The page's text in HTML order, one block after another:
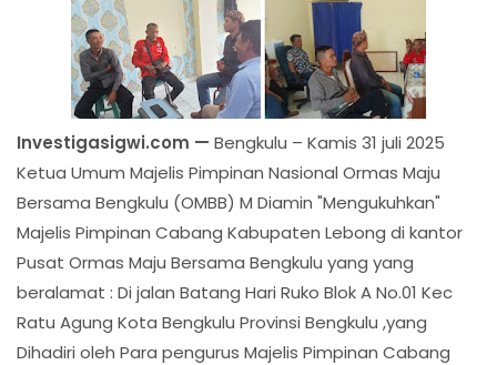
Investigasigwi.com — Bengkulu – Kamis 31 juli 2025
Ketua Umum Majelis Pimpinan Nasional Ormas Maju
Bersama Bengkulu (OMBB) M Diamin "Mengukuhkan"
Majelis Pimpinan Cabang Kabupaten Lebong di kantor
Pusat Ormas Maju Bersama Bengkulu yang yang
beralamat : Di jalan Batang Hari Ruko Blok A No.01 Kec
Ratu Agung Kota Bengkulu Provinsi Bengkulu ,yang
Dihadiri oleh Para pengurus Majelis Pimpinan Cabang